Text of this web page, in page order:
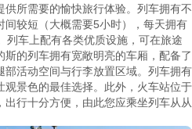
所需要的愉快旅行体验。列车拥有不
间较短（大概需要5小时），每天拥有
列车上配有各类优质设施，可在旅途
的列车拥有宽敞明亮的车厢，配备了
活动空间与行李放置区域。列车拥有
观景色的最佳选择。此外，火车站位于
行十分方便，由此您应乘坐列车从从